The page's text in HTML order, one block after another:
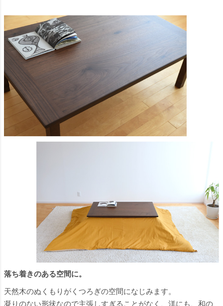
落ち着きのある空間に。
天然木のぬくもりがくつろぎの空間になじみます。
凝りのない形状なので主張しすぎることがなく、洋にも、和の